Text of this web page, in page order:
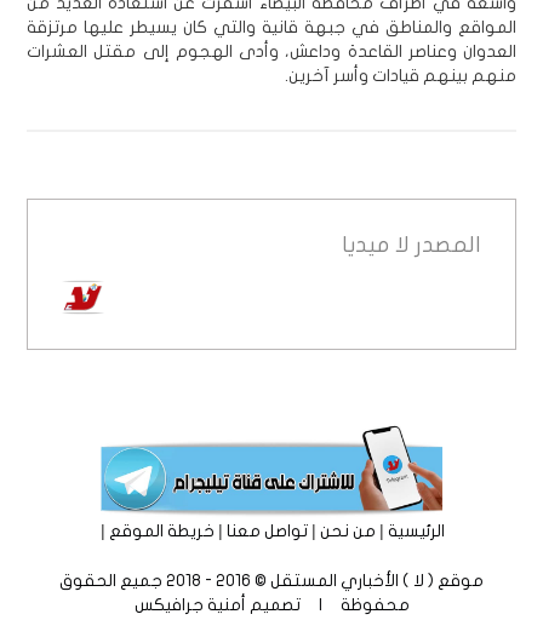
المواقع والمناطق في جبهة قانية والتي كان يسيطر عليها مرتزقة
العدوان وعناصر القاعدة وداعش، وأدى الهجوم إلى مقتل العشرات
منهم بينهم قيادات وأسر آخرين.
المصدر لا ميديا
الرئيسية|من نحن|تواصل معنا|خريطة الموقع |
موقع ( لا ) الأخباري المستقل © 2016 - 2018 جميع الحقوق
محفوظة | تصميم
أمنية جرافيكس